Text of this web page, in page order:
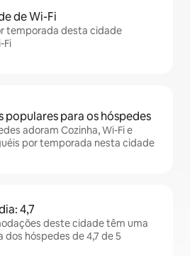
de Wi-Fi
temporada desta cidade
Fi
para os hóspedes
adoram Cozinha, Wi-Fi e
por temporada nesta cidade
4,7
deste cidade têm uma
dos hóspedes de 4,7 de 5